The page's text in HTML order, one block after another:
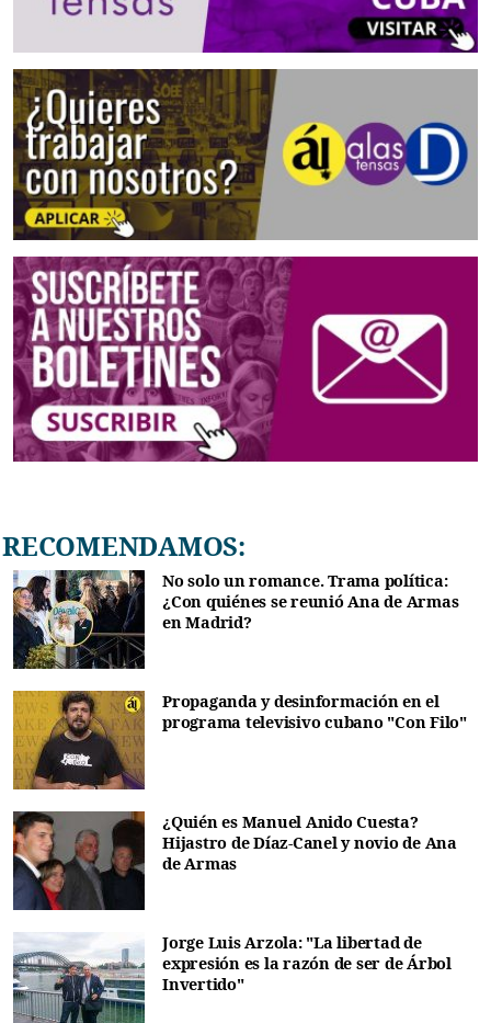
RECOMENDAMOS:
No solo un romance. Trama política:
¿Con quiénes se reunió Ana de Armas
en Madrid?
Propaganda y desinformación en el
programa televisivo cubano "Con Filo"
¿Quién es Manuel Anido Cuesta?
Hijastro de Díaz-Canel y novio de Ana
de Armas
Jorge Luis Arzola: "La libertad de
expresión es la razón de ser de Árbol
Invertido"